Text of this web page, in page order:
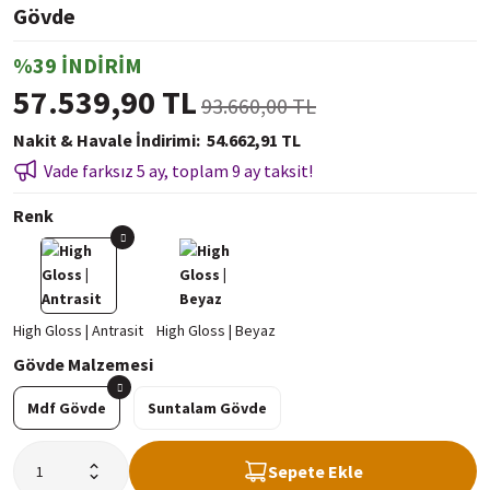
Gövde
%39 İNDİRİM
57.539,90 TL 93.660,00 TL
Nakit & Havale İndirimi 54.662,91 TL
Vade farksız 5 ay, toplam 9 ay taksit!
Renk
Gövde Malzemesi
Mdf Gövde Suntalam Gövde
Sepete Ekle